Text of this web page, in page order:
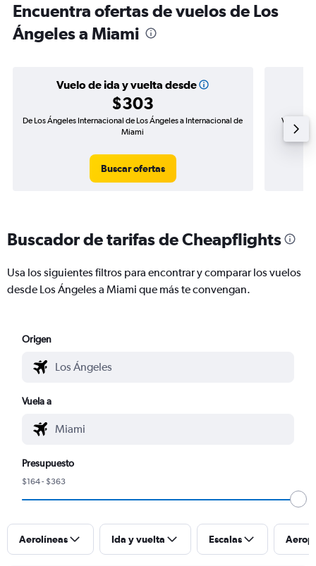
Encuentra ofertas de vuelos de Los
Ángeles a Miami
Vuelo de ida y vuelta desde
$303
De Los Ángeles Internacional de Los Ángeles a Internacional de
Miami
Buscar ofertas
Vuelo de
Buscador de tarifas de Cheapflights
Usa los siguientes filtros para encontrar y comparar los vuelos
desde Los Ángeles a Miami que más te convengan.
Origen
Vuela a
Presupuesto
$164 - $363
Aerolíneas Ida y vuelta Escalas